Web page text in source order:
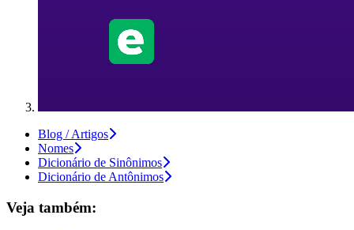
Blog / Artigos
Nomes
Dicionário de Sinônimos
Dicionário de Antônimos
Veja também: